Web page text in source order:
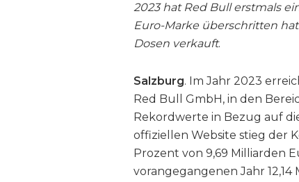
2023 hat Red Bull erstmals
Euro-Marke überschritten
Dosen verkauft.
Salzburg. Im Jahr 2023
Red Bull GmbH, in den
Rekordwerte in Bezug auf
offiziellen Website stieg der
Prozent von 9,69 Milliarden
vorangegangenen Jahr